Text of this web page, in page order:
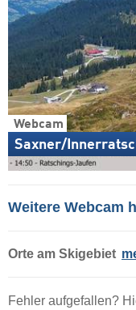
Webcam
Saxner/
Weitere Webcam
Orte am Skigebiet
Fehler aufgefallen?